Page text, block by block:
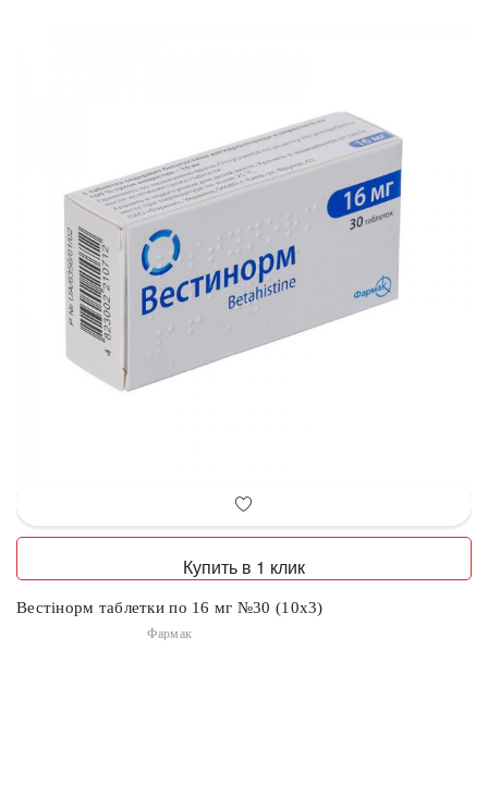
Купить в 1 клик
Вестінорм таблетки по 16 мг №30 (10х3)
Фармак